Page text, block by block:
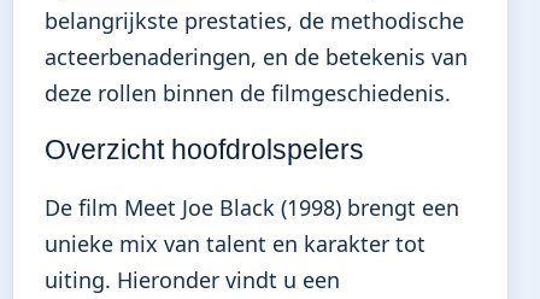
belangrijkste prestaties, de methodische
acteerbenaderingen, en de betekenis van
deze rollen binnen de filmgeschiedenis.
Overzicht hoofdrolspelers
De film Meet Joe Black (1998) brengt een
unieke mix van talent en karakter tot
uiting. Hieronder vindt u een